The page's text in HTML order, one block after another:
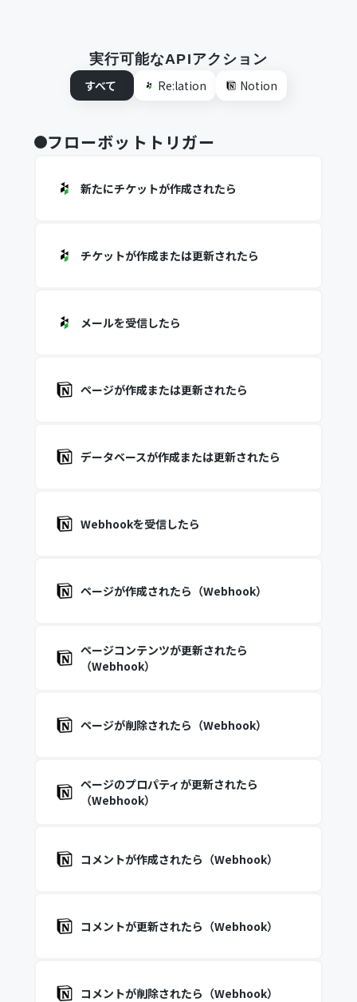
実行可能なAPIアクション
すべて
Re:lation Notion
フローボットトリガー
新たにチケットが作成されたら
チケットが作成または更新されたら
メールを受信したら
ページが作成または更新されたら
データベースが作成または更新されたら
Webhookを受信したら
ページが作成されたら（Webhook）
ページコンテンツが更新されたら
（Webhook）
ページが削除されたら（Webhook）
ページのプロパティが更新されたら
（Webhook）
コメントが作成されたら（Webhook）
コメントが更新されたら（Webhook）
コメントが削除されたら（Webhook）